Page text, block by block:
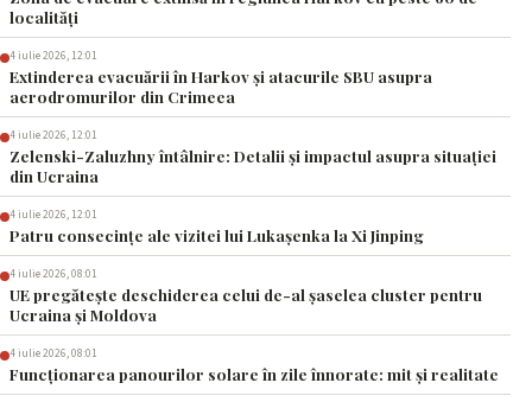
localități
4 iulie 2026, 12:01
Extinderea evacuării în Harkov și atacurile SBU asupra
aerodromurilor din Crimeea
4 iulie 2026, 12:01
Zelenski-Zaluzhny întâlnire: Detalii și impactul asupra situației
din Ucraina
4 iulie 2026, 12:01
Patru consecințe ale vizitei lui Lukașenka la Xi Jinping
4 iulie 2026, 08:01
UE pregătește deschiderea celui de-al șaselea cluster pentru
Ucraina și Moldova
4 iulie 2026, 08:01
Funcționarea panourilor solare în zile înnorate: mit și realitate